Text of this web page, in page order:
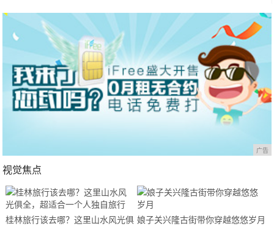
广告
视觉焦点
桂林旅行该去哪？这里山水风光俱 娘子关兴隆古街带你穿越悠悠岁月